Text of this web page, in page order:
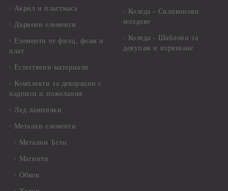
Акрил и пластмаса
Дървени елементи
Елементи от филц, фоам и
плат
Естествени материали
Комплекти за декорации с
надписи и пожелания
Лед лампички
Метални елементи
Метални Ъгли
Магнити
Обков
Коледа - Силиконови
молдове
Коледа - Шаблони за
декупаж и изрязване